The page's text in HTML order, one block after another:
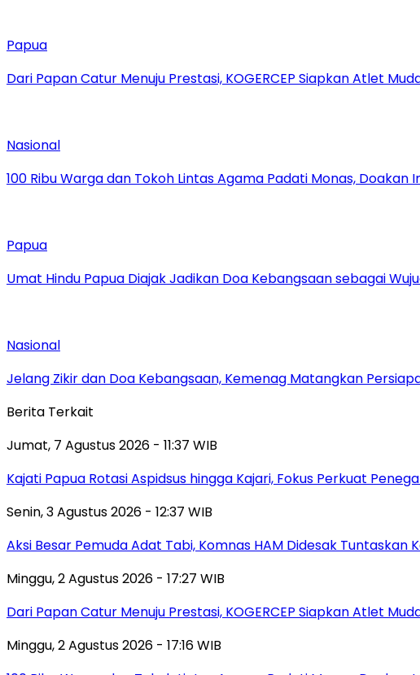
Papua
Dari Papan Catur Menuju Prestasi, KOGERCEP Siapkan Atlet
Nasional
100 Ribu Warga dan Tokoh Lintas Agama Padati Monas, Doakan
Papua
Umat Hindu Papua Diajak Jadikan Doa Kebangsaan sebagai
Nasional
Jelang Zikir dan Doa Kebangsaan, Kemenag Matangkan
Berita Terkait
Jumat, 7 Agustus 2026 - 11:37 WIB
Kajati Papua Rotasi Aspidsus hingga Kajari, Fokus Perkuat
Senin, 3 Agustus 2026 - 12:37 WIB
Aksi Besar Pemuda Adat Tabi, Komnas HAM Didesak Tuntaskan
Minggu, 2 Agustus 2026 - 17:27 WIB
Dari Papan Catur Menuju Prestasi, KOGERCEP Siapkan Atlet
Minggu, 2 Agustus 2026 - 17:16 WIB